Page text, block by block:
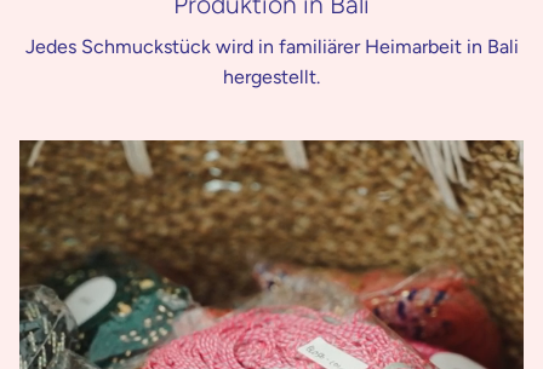
Jedes Schmuckstück wird in familiärer Heimarbeit in Bali
hergestellt.